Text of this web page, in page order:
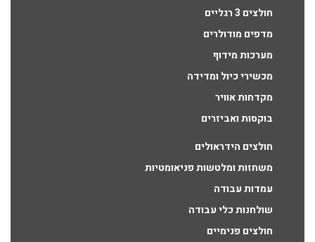
חולצים 3 רגליים
מדפים מודולרים
מערכות מידוף
מכשירי כיול ומדידה
מקדחות אוויר
בוקסות ואביזרים
חולצים הידראולים
משחזות ומלטשות פניאומטיות
עמדות עבודה
שולחנות כלי עבודה
חולצים פנימיים